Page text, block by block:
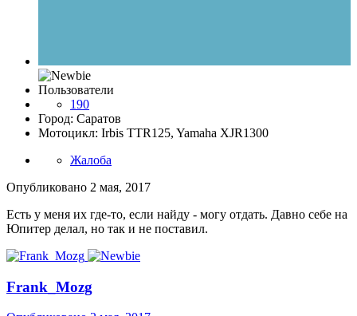
Пользователи
190
Город: Саратов
Мотоцикл: Irbis TTR125, Yamaha XJR1300
Жалоба
Опубликовано 2 мая, 2017
Есть у меня их где-то, если найду - могу отдать. Давно себе на
Юпитер делал, но так и не поставил.
Frank_Mozg